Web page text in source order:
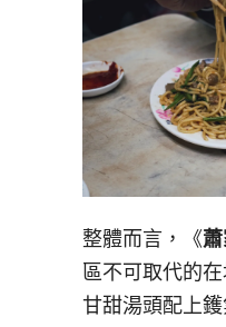
整體而言，《
區不可取代的
甘甜湯頭配上